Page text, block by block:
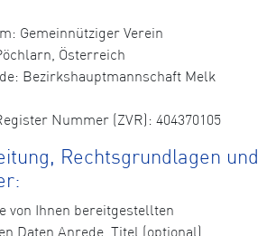
Gemeinnütziger Verein
Österreich
Bezirkshauptmannschaft Melk
Nummer (ZVR): 404370105
Rechtsgrundlagen und
von Ihnen bereitgestellten
Daten Anrede, Titel (optional),